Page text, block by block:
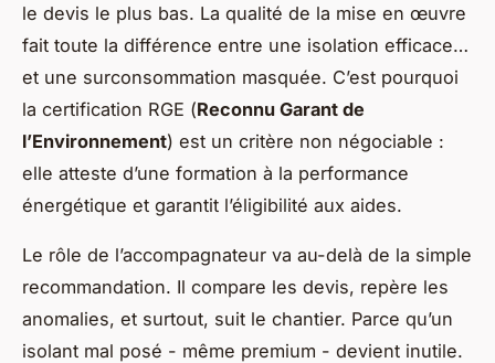
le devis le plus bas. La qualité de la mise en œuvre
fait toute la différence entre une isolation efficace…
et une surconsommation masquée. C’est pourquoi
la certification RGE (Reconnu Garant de
l’Environnement) est un critère non négociable :
elle atteste d’une formation à la performance
énergétique et garantit l’éligibilité aux aides.
Le rôle de l’accompagnateur va au-delà de la simple
recommandation. Il compare les devis, repère les
anomalies, et surtout, suit le chantier. Parce qu’un
isolant mal posé - même premium - devient inutile.